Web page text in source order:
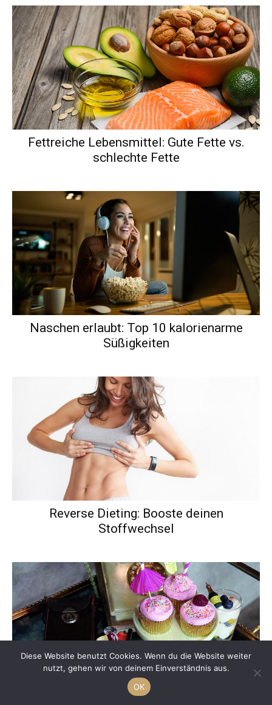
Fettreiche Lebensmittel: Gute Fette vs.
schlechte Fette
Naschen erlaubt: Top 10 kalorienarme
Süßigkeiten
Reverse Dieting: Booste deinen
Stoffwechsel
Für den Mädelsabend: Himbeer
Diese Website benutzt Cookies. Wenn du die Website weiter
nutzt, gehen wir von deinem Einverständnis aus.
OK